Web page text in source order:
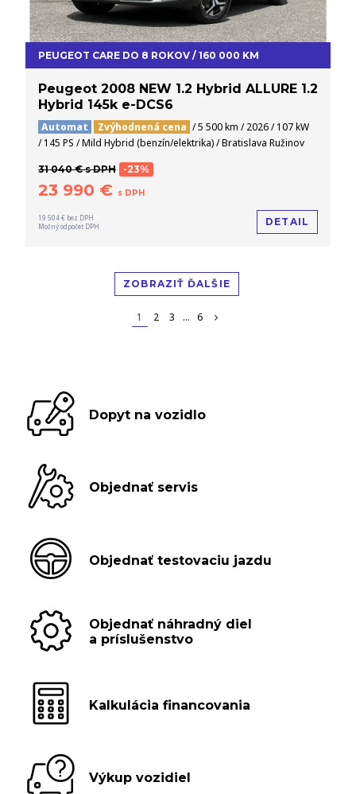
PEUGEOT CARE DO 8 ROKOV / 160 000 KM
Peugeot 2008 NEW 1.2 Hybrid ALLURE 1.2
Hybrid 145k e-DCS6
Automat Zvýhodnená cena / 5 500 km / 2026 / 107 kW
/ 145 PS / Mild Hybrid (benzín/elektrika) / Bratislava Ružinov
31 040 € s DPH -23%
23 990 € s DPH
19 504 € bez DPH
Možný odpočet DPH
DETAIL
ZOBRAZIŤ ĎALŠIE
1 2 3 ... 6
Dopyt na vozidlo
Objednať servis
Objednať testovaciu jazdu
Objednať náhradný diel
a príslušenstvo
Kalkulácia financovania
Výkup vozidiel